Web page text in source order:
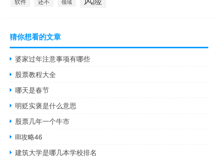
猜你想看的文章
婆家过年注意事项有哪些
股票教程大全
哪天是春节
明贬实褒是什么意思
股票几年一个牛市
illi攻略46
建筑大学是哪几本学校排名